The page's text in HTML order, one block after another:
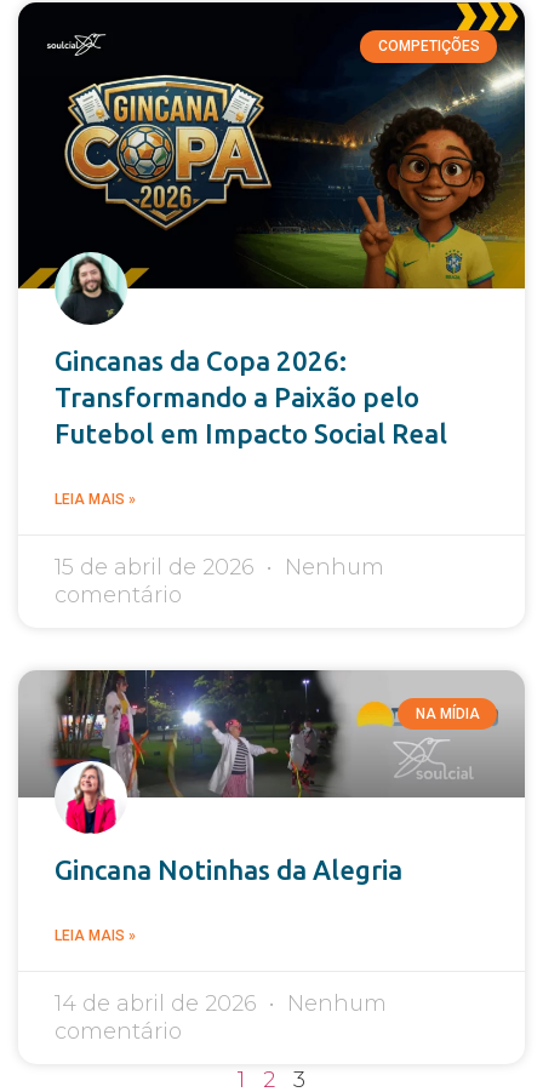
COMPETIÇÕES
Gincanas da Copa 2026:
Transformando a Paixão pelo
Futebol em Impacto Social Real
LEIA MAIS »
15 de abril de 2026
Nenhum
comentário
NA MÍDIA
Gincana Notinhas da Alegria
LEIA MAIS »
14 de abril de 2026
Nenhum
comentário
1
2 3